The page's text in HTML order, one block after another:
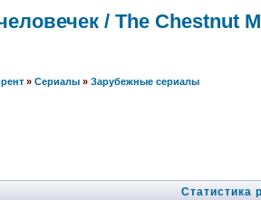
/ The Chestnut
» Сериалы » Зарубежные сериалы
Статистика